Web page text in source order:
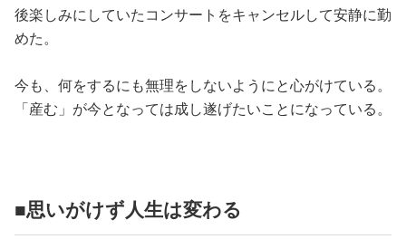
後楽しみにしていたコンサートをキャンセルして安静に勤
めた。
今も、何をするにも無理をしないようにと心がけている。
「産む」が今となっては成し遂げたいことになっている。
■思いがけず人生は変わる